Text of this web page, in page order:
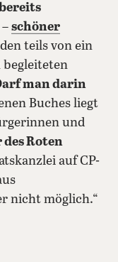
– schöner
teils von ein
begleiteten
man darin
Buches liegt
und
Roten
auf CP-
nicht möglich.“
teilenteilen